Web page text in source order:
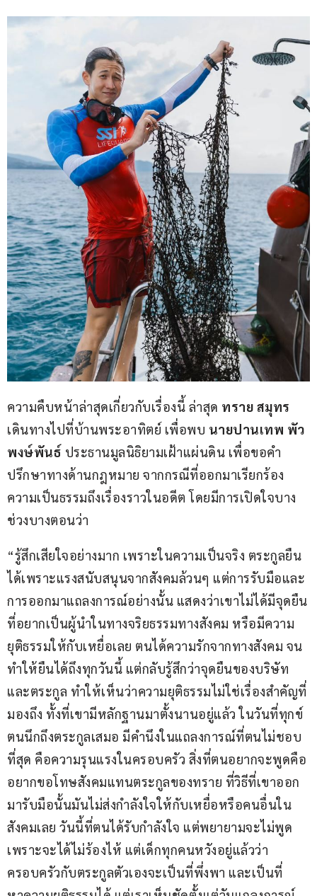
ความคืบหน้าล่าสุดเกี่ยวกับเรื่องนี้ ล่าสุด ทราย สมุทร
เดินทางไปที่บ้านพระอาทิตย์ เพื่อพบ นายปานเทพ พัว
พงษ์พันธ์ ประธานมูลนิธิยามเฝ้าแผ่นดิน เพื่อขอคำ
ปรึกษาทางด้านกฎหมาย จากกรณีที่ออกมาเรียกร้อง
ความเป็นธรรมถึงเรื่องราวในอดีต โดยมีการเปิดใจบาง
ช่วงบางตอนว่า
“รู้สึกเสียใจอย่างมาก เพราะในความเป็นจริง ตระกูลยืน
ได้เพราะแรงสนับสนุนจากสังคมล้วนๆ แต่การรับมือและ
การออกมาแถลงการณ์อย่างนั้น แสดงว่าเขาไม่ได้มีจุดยืน
ที่อยากเป็นผู้นำในทางจริยธรรมทางสังคม หรือมีความ
ยุติธรรมให้กับเหยื่อเลย ตนได้ความรักจากทางสังคม จน
ทำให้ยืนได้ถึงทุกวันนี้ แต่กลับรู้สึกว่าจุดยืนของบริษัท
และตระกูล ทำให้เห็นว่าความยุติธรรมไม่ใช่เรื่องสำคัญที่
มองถึง ทั้งที่เขามีหลักฐานมาตั้งนานอยู่แล้ว ในวันที่ทุกข์
ตนนึกถึงตระกูลเสมอ มีคำนึงในแถลงการณ์ที่ตนไม่ชอบ
ที่สุด คือความรุนแรงในครอบครัว สิ่งที่ตนอยากจะพูดคือ
อยากขอโทษสังคมแทนตระกูลของทราย ที่วิธีที่เขาออก
มารับมือนั้นมันไม่ส่งกำลังใจให้กับเหยื่อหรือคนอื่นใน
สังคมเลย วันนี้ที่ตนได้รับกำลังใจ แต่พยายามจะไม่พูด
เพราะจะได้ไม่ร้องไห้ แต่เด็กทุกคนหวังอยู่แล้วว่า
ครอบครัวกับตระกูลตัวเองจะเป็นที่พึ่งพา และเป็นที่